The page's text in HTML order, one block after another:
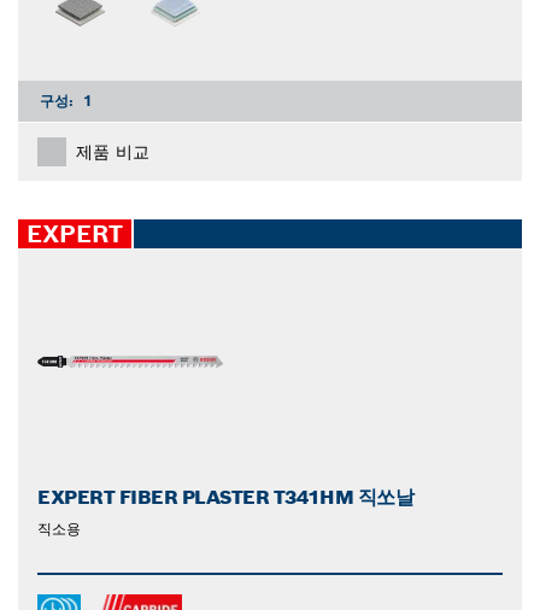
구성: 1
제품 비교
EXPERT
EXPERT FIBER PLASTER T341HM 직쏘날
직소용